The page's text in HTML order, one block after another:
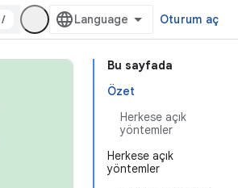
/ Oturum aç
Bu sayfada
Özet
Herkese açık
yöntemler
Herkese açık
yöntemler